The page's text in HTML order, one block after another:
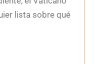
lista sobre qué